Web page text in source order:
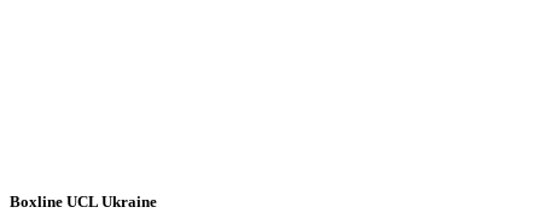
Boxline UCL Ukraine